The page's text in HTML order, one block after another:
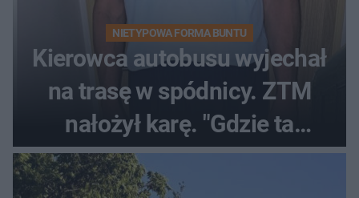
NIETYPOWA FORMA BUNTU
Kierowca autobusu wyjechał
na trasę w spódnicy. ZTM
nałożył karę. "Gdzie ta
tolerancja?"